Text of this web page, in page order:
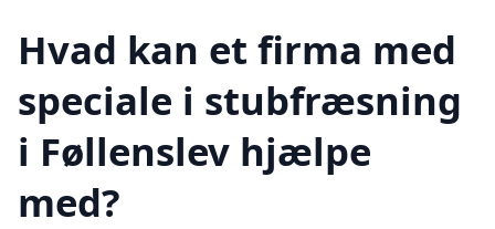
Hvad kan et firma med
speciale i stubfræsning
i Føllenslev hjælpe
med?